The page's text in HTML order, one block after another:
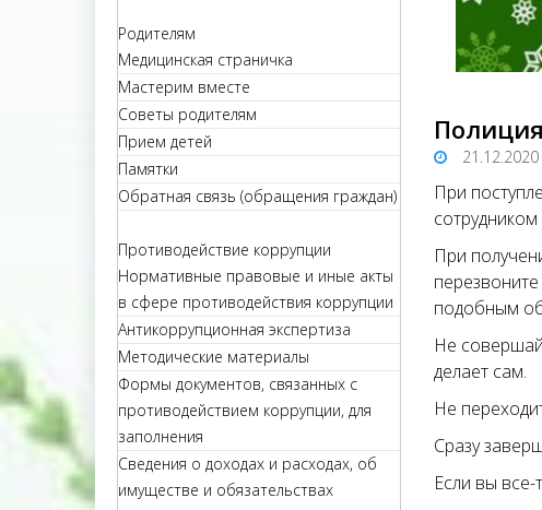
Родителям
Медицинская страничка
Мастерим вместе
Советы родителям
Прием детей
Памятки
Обратная связь (обращения граждан)
Противодействие коррупции
Нормативные правовые и иные акты
в сфере противодействия коррупции
Антикоррупционная экспертиза
Методические материалы
Формы документов, связанных с
противодействием коррупции, для
заполнения
Сведения о доходах и расходах, об
имуществе и обязательствах
21.12.2020
При
сотрудником
При
подобным
Не
делает сам.
Не
Сразу
Если вы